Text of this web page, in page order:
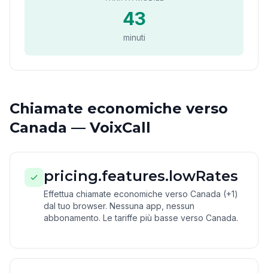
43
minuti
Chiamate economiche verso
Canada — VoixCall
pricing.features.lowRates
Effettua chiamate economiche verso Canada (+1)
dal tuo browser. Nessuna app, nessun
abbonamento. Le tariffe più basse verso Canada.